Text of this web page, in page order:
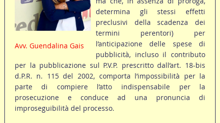
Avv. Guendalina Gais
determina gli stessi effetti
preclusivi della scadenza dei
termini perentori) per
l’anticipazione delle spese di
pubblicità, incluso il contributo
per la pubblicazione sul P.V.P. prescritto dall’art. 18-bis
d.P.R. n. 115 del 2002, comporta l’impossibilità per la
parte di compiere l’atto indispensabile per la
prosecuzione e conduce ad una pronuncia di
improseguibilità del processo.